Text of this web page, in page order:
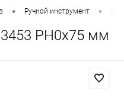
• Ручной инструмент •
PH0x75 мм